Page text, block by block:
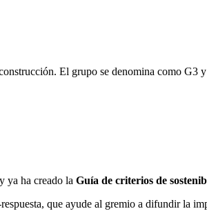
El grupo se denomina como G3
ya ha creado la Guía de criterios de
que ayude al gremio a difundir la